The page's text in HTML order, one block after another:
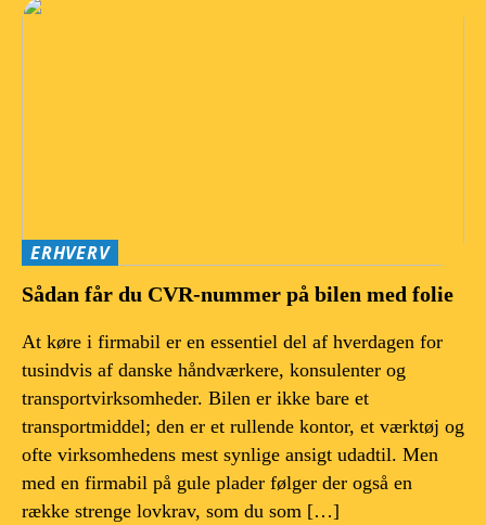
ERHVERV
Sådan får du CVR-nummer på bilen med folie
At køre i firmabil er en essentiel del af hverdagen for
tusindvis af danske håndværkere, konsulenter og
transportvirksomheder. Bilen er ikke bare et
transportmiddel; den er et rullende kontor, et værktøj og
ofte virksomhedens mest synlige ansigt udadtil. Men
med en firmabil på gule plader følger der også en
række strenge lovkrav, som du som […]